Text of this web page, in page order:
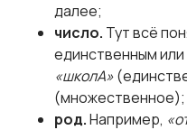
далее;
число. Тут всё
единственным
«школА»
(множественное);
род.Например,